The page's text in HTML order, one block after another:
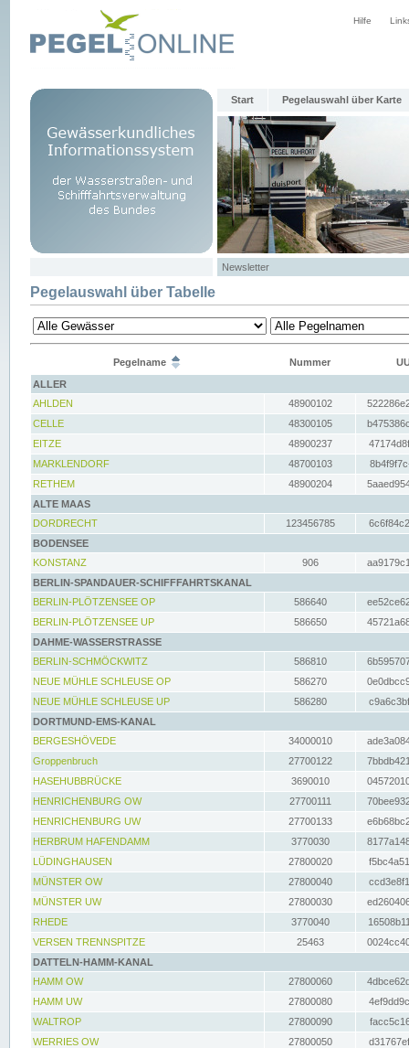
Hilfe
Start Pegelauswahl über Karte
Newsletter
Pegelauswahl über Tabelle
Pegelname Nummer
ALLER
AHLDEN
48900102
CELLE
48300105
EITZE
48900237
MARKLENDORF
48700103
RETHEM
48900204
ALTE MAAS
DORDRECHT
123456785
BODENSEE
KONSTANZ
906
BERLIN-SPANDAUER-SCHIFFFAHRTSKANAL
BERLIN-PLÖTZENSEE OP
586640
BERLIN-PLÖTZENSEE UP
586650
DAHME-WASSERSTRASSE
BERLIN-SCHMÖCKWITZ
586810
NEUE MÜHLE SCHLEUSE OP
586270
NEUE MÜHLE SCHLEUSE UP
586280
DORTMUND-EMS-KANAL
BERGESHÖVEDE
34000010
Groppenbruch
27700122
HASEHUBBRÜCKE
3690010
HENRICHENBURG OW
27700111
HENRICHENBURG UW
27700133
HERBRUM HAFENDAMM
3770030
LÜDINGHAUSEN
27800020
MÜNSTER OW
27800040
MÜNSTER UW
27800030
RHEDE
3770040
VERSEN TRENNSPITZE
25463
DATTELN-HAMM-KANAL
HAMM OW
27800060
HAMM UW
27800080
WALTROP
27800090
WERRIES OW
27800050